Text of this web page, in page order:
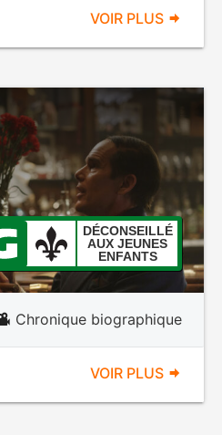
VOIR PLUS
DÉCONSEILLÉ
AUX JEUNES
ENFANTS
Chronique biographique
VOIR PLUS